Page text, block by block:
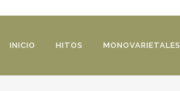
INICIO HITOS MONOVARIETALES